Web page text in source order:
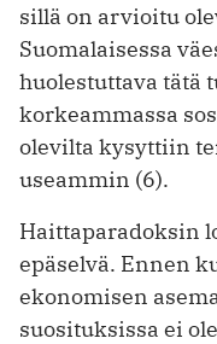
sillä on arvioitu
Suomalaisessa
huolestuttava tätä
korkeammassa
olevilta kysyttiin
useammin (6).
Haittaparadoksin
epäselvä. Ennen
ekonomisen
suosituksissa ei